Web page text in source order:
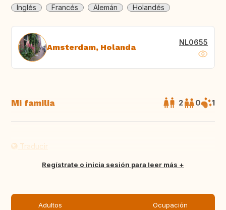
Inglés
Francés Alemán Holandés
Amsterdam, Holanda NL0655
Mi familia 2 0 1
Traducir
Regístrate o inicia sesión para leer más
Adultos Ocupación